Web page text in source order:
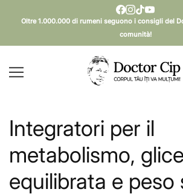
Oltre 1.000.000 di rumeni seguono i consigli del
comunità!
Doctor Cip - Corpul
Integratori per il
metabolismo,
equilibrata e peso